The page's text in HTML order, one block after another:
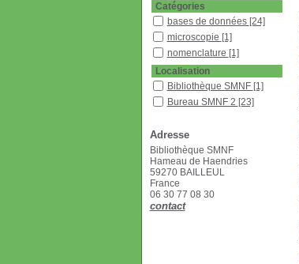
Catégories
bases de données [24]
microscopie [1]
nomenclature [1]
Localisation
Bibliothèque SMNF [1]
Bureau SMNF 2 [23]
Bulletin
Documentaire[7]
Revues françaises
(étagère D)[24]
Adresse
Bibliothèque SMNF
Hameau de Haendries
59270 BAILLEUL
France
06 30 77 08 30
contact